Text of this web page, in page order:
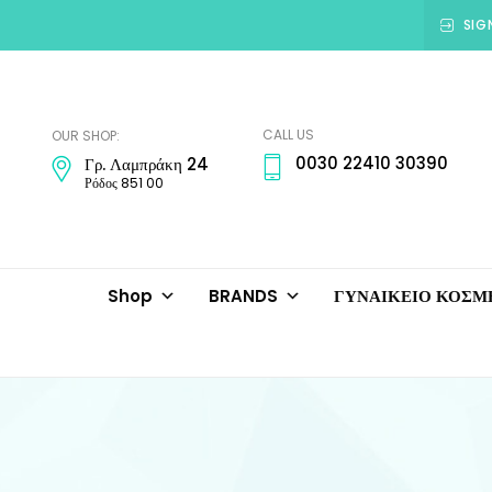
OUR SHOP:
Γρ. Λαμπράκη 24
Ρόδος 851 00
CALL US
0030 22410 30390
Shop BRANDS ΓΥΝΑΙΚΕΙΟ